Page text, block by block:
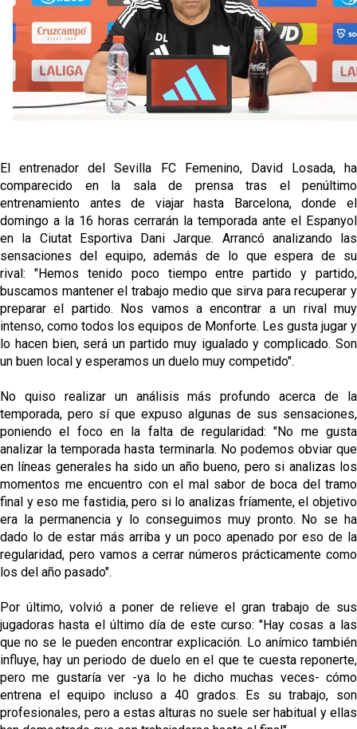
Odysseas Vlachodimos: “El objetivo es mejorar la
temporada pasada”
El Sevilla FC empieza a inscribir a los nuevos
fichajes
El entrenador del Sevilla FC Femenino, David Losada, ha
comparecido en la sala de prensa tras el penúltimo
entrenamiento antes de viajar hasta Barcelona, donde el
domingo a la 16 horas cerrarán la temporada ante el Espanyol
en la Ciutat Esportiva Dani Jarque. Arrancó analizando las
sensaciones del equipo, además de lo que espera de su
rival: "Hemos tenido poco tiempo entre partido y partido,
buscamos mantener el trabajo medio que sirva para recuperar y
preparar el partido. Nos vamos a encontrar a un rival muy
intenso, como todos los equipos de Monforte. Les gusta jugar y
lo hacen bien, será un partido muy igualado y complicado. Son
un buen local y esperamos un duelo muy competido".
No quiso realizar un análisis más profundo acerca de la
temporada, pero sí que expuso algunas de sus sensaciones,
poniendo el foco en la falta de regularidad: "No me gusta
analizar la temporada hasta terminarla. No podemos obviar que
en líneas generales ha sido un año bueno, pero si analizas los
momentos me encuentro con el mal sabor de boca del tramo
final y eso me fastidia, pero si lo analizas fríamente, el objetivo
era la permanencia y lo conseguimos muy pronto. No se ha
dado lo de estar más arriba y un poco apenado por eso de la
regularidad, pero vamos a cerrar números prácticamente como
los del año pasado".
Por último, volvió a poner de relieve el gran trabajo de sus
jugadoras hasta el último día de este curso: "Hay cosas a las
que no se le pueden encontrar explicación. Lo anímico también
influye, hay un periodo de duelo en el que te cuesta reponerte,
pero me gustaría ver -ya lo he dicho muchas veces- cómo
entrena el equipo incluso a 40 grados. Es su trabajo, son
profesionales, pero a estas alturas no suele ser habitual y ellas